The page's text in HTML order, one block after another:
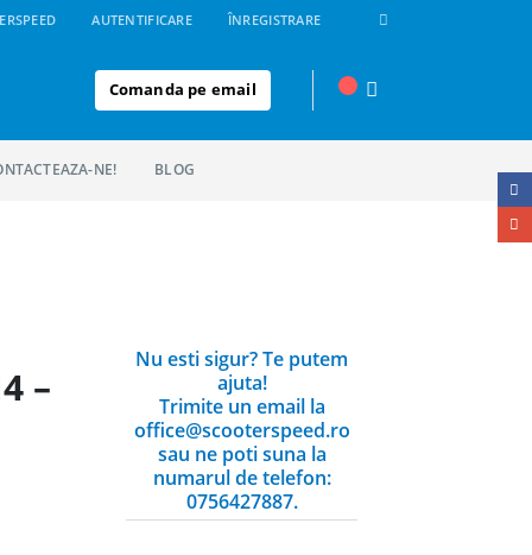
AUTENTIFICARE ÎNREGISTRARE
Comanda pe email
NE! BLOG
–
Nu esti sigur? Te putem
ajuta!
Trimite un email la
office@scooterspeed.ro
sau ne poti suna la
numarul de telefon:
0756427887.